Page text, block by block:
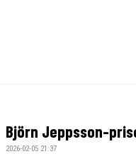
EVENEMANG
Björn Jeppsson-
2026-02-05 21:37